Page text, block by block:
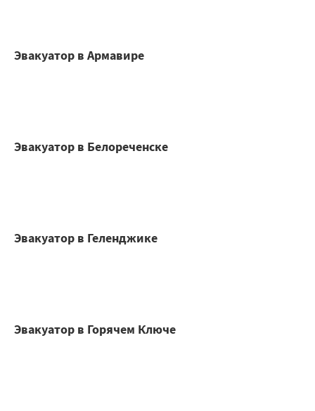
Эвакуатор в Армавире
Эвакуатор в Белореченске
Эвакуатор в Геленджике
Эвакуатор в Горячем Ключе